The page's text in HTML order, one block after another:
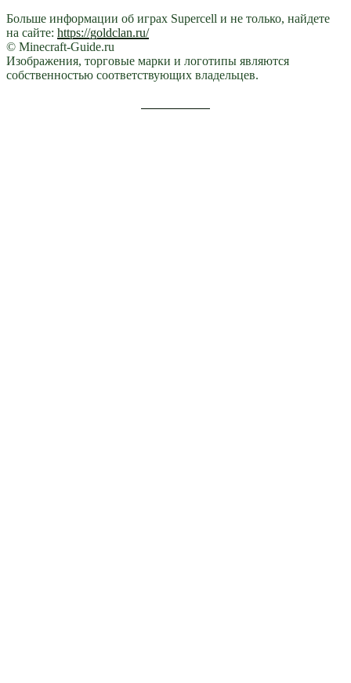
Больше информации об играх Supercell и не только, найдете
на сайте: https://goldclan.ru/
© Minecraft-Guide.ru
Изображения, торговые марки и логотипы являются
собственностью соответствующих владельцев.